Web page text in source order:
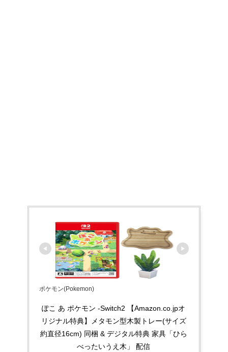
ポケモン(Pokemon)
ぽこ あ ポケモン -Switch2 【Amazon.co.jpオ
リジナル特典】メタモン型木製トレー(サイズ
約直径16cm) 同梱 & デジタル特典 家具「ひら
べったいうえ木」 配信